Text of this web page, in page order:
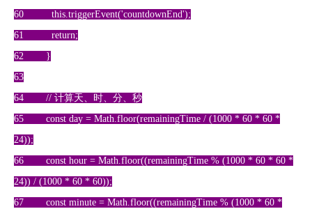
60 this.triggerEvent('countdownEnd');
61 return;
62 }
63
64 // 计算天、时、分、秒
65 const day = Math.floor(remainingTime / (1000 * 60 * 60 *
24));
66 const hour = Math.floor((remainingTime % (1000 * 60 * 60 *
24)) / (1000 * 60 * 60));
67 const minute = Math.floor((remainingTime % (1000 * 60 *